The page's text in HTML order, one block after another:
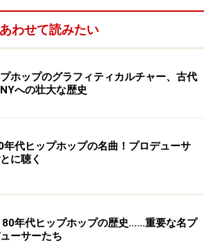
前に出した３つのミックステープ
やJay-Z、エミネムに
ティスト達と共演したり、曲を提供
いう実力の持ち主。他のラッパー達
、ラップだけでなく歌えるアーティ
決めた彼が、最も影響を受けたアー
き90年代の歌姫、アリーヤだそう。
スしたショートフィルム“Jungle”で
クが父親と歌う姿など貴重な映像が
あわせて読みたい
ホップのグラフィティカルチャー、古代
への壮大な歴史
年代ヒップホップの名曲！プロデューサ
に聴く
80年代ヒップホップの歴史……重要な名プ
ーサーたち